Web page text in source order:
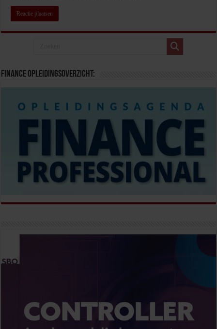
Finance opleidingsoverzicht: